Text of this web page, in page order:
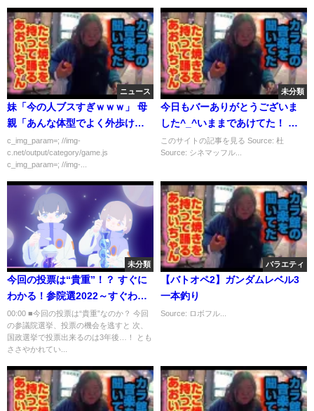
ニュース
妹「今の人ブスすぎｗｗｗ」 母
親「あんな体型でよく外歩ける
よねｗｗｗ」←こいつら
c_img_param=; //img-
c.net/output/category/game.js
c_img_param=; //img-...
未分類
今日もバーありがとうございま
このサイトの記事を見る Source: 杜
Source: シネマッフル...
未分類
今回の投票は“貴重”！？ すぐに
わかる！参院選2022～すぐわか
～(2022年7月6日)
00:00 ■今回の投票は“貴重”なのか？ 今回
の参議院選挙、投票の機会を逃すと 次、
国政選挙で投票出来るのは3年後…！ とも
ささやかれてい...
バラエティ
【バトオペ2】ガンダムレベル3
一本釣り
Source: ロボフル...